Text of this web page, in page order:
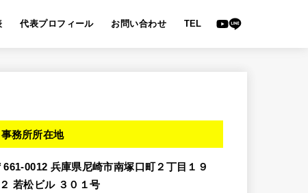
代表プロフィール お問い合わせ TEL
事務所所在地
661-0012 兵庫県尼崎市南塚口町２丁目１９
若松ビル ３０１号